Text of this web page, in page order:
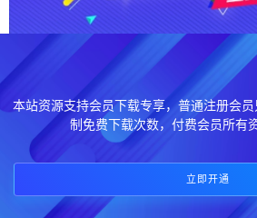
本站资源支持会员下载专享，普通注册会
制免费下载次数，付费会员所有
立即开通